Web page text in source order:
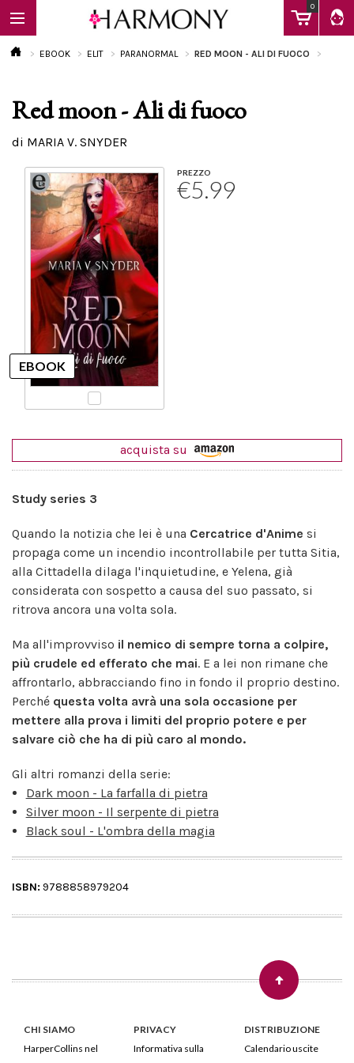
0
EBOOK
Calendario
EBOOK ELIT PARANORMAL RED MOON - ALI DI FUOCO
Red moon - Ali di fuoco
di MARIA V. SNYDER
PREZZO
€5.99
acquista su
Study series 3
Quando la notizia che lei è una Cercatrice d'Anime si
propaga come un incendio incontrollabile per tutta Sitia,
alla Cittadella dilaga l'inquietudine, e Yelena, già
considerata con sospetto a causa del suo passato, si
ritrova ancora una volta sola.
Ma all'improvviso il nemico di sempre torna a colpire,
più crudele ed efferato che mai. E a lei non rimane che
affrontarlo, abbracciando fino in fondo il proprio destino.
Perché questa volta avrà una sola occasione per
mettere alla prova i limiti del proprio potere e per
salvare ciò che ha di più caro al mondo.
Gli altri romanzi della serie:
Dark moon - La farfalla di pietra
Silver moon - Il serpente di pietra
Black soul - L'ombra della magia
ISBN: 9788858979204
CHI SIAMO
HarperCollins nel
PRIVACY
Informativa sulla
DISTRIBUZIONE
Calendario uscite